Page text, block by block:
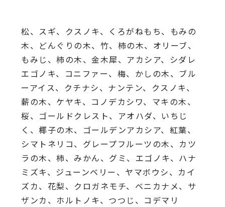
松、スギ、クスノキ、くろがねもち、もみの
木、どんぐりの木、 竹、柿の木、オリーブ、
もみじ、柿の木、金木犀、アカシア、 シダレ
エゴノキ、コニファー、梅、かしの木、ブル
ーアイス、 クチナシ、ナンテン、クスノキ、
薪の木、ケヤキ、コノデカシワ、マキの木、
桜、 ゴールドクレスト、アオハダ、いちじ
く、椰子の木、 ゴールデンアカシア、紅葉、
シマトネリコ、 グレープフルーツの木、カツ
ラの木、柿、みかん、グミ、 エゴノキ、ハナ
ミズキ、ジューンベリー、ヤマボウシ、カイ
ズカ、 花梨、クロガネモチ、ベニカナメ、サ
ザンカ、ホルトノキ、 つつじ、コデマリ